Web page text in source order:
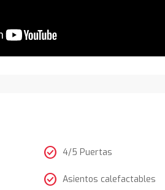
check_circle 4/5 Puertas
check_circle Asientos calefactables